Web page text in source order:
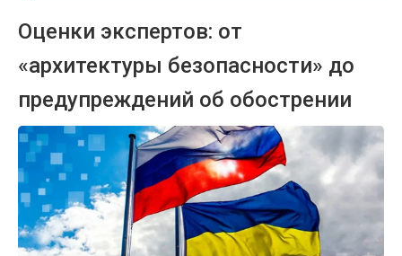
Оценки экспертов: от
«архитектуры безопасности» до
предупреждений об обострении